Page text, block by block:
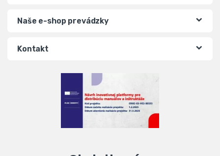
Naše e-shop prevádzky
Kontakt